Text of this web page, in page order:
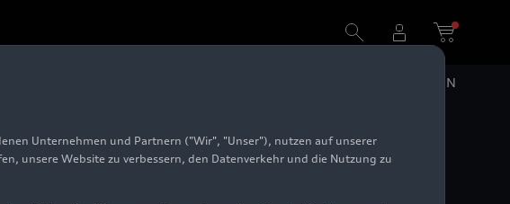
EN
Unternehmen und Partnern ("Wir", "Unser"), nutzen auf unserer
unsere Website zu verbessern, den Datenverkehr und die Nutzung zu